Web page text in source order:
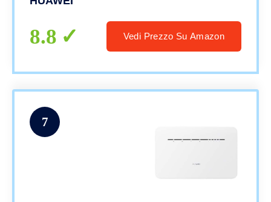
Bianco
8.8 Vedi Prezzo Su Amazon
7